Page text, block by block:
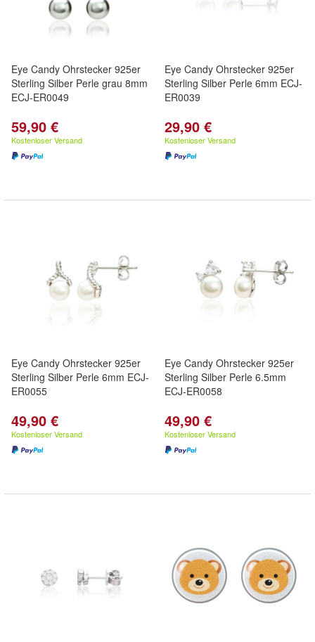
Eye Candy Ohrstecker 925er
Sterling Silber Perle grau 8mm
ECJ-ER0049
59,90 €
Kostenloser Versand
Eye Candy Ohrstecker 925er
Sterling Silber Perle 6mm ECJ-
ER0039
29,90 €
Kostenloser Versand
Eye Candy Ohrstecker 925er
Sterling Silber Perle 6mm ECJ-
ER0055
49,90 €
Kostenloser Versand
Eye Candy Ohrstecker 925er
Sterling Silber Perle 6.5mm
ECJ-ER0058
49,90 €
Kostenloser Versand